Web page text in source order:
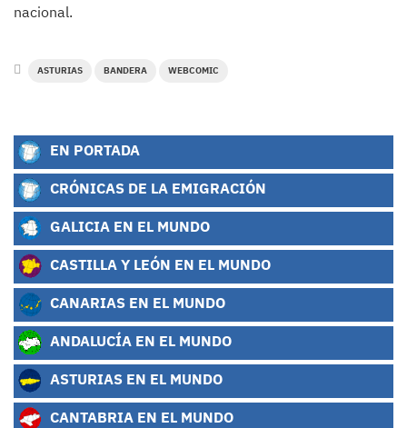
nacional.
ASTURIAS BANDERA WEBCOMIC
EN PORTADA
CRÓNICAS DE LA EMIGRACIÓN
GALICIA EN EL MUNDO
CASTILLA Y LEÓN EN EL MUNDO
CANARIAS EN EL MUNDO
ANDALUCÍA EN EL MUNDO
ASTURIAS EN EL MUNDO
CANTABRIA EN EL MUNDO